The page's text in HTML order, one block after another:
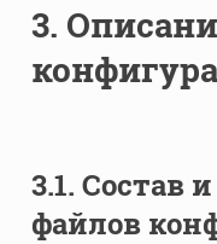
3.
3.1. Состав
файлов